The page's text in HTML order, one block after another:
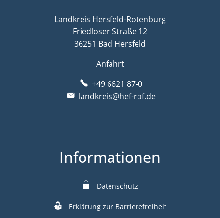
Landkreis Hersfeld-Rotenburg
Friedloser Straße 12
36251 Bad Hersfeld
Anfahrt
+49 6621 87-0
landkreis@hef-rof.de
Informationen
Datenschutz
Erklärung zur Barrierefreiheit